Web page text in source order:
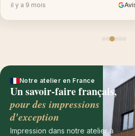
il y a 9 mois
Notre atelier en France
Un savoir-faire français,
pour des impressions
d'exception
Impression dans notre atelier à